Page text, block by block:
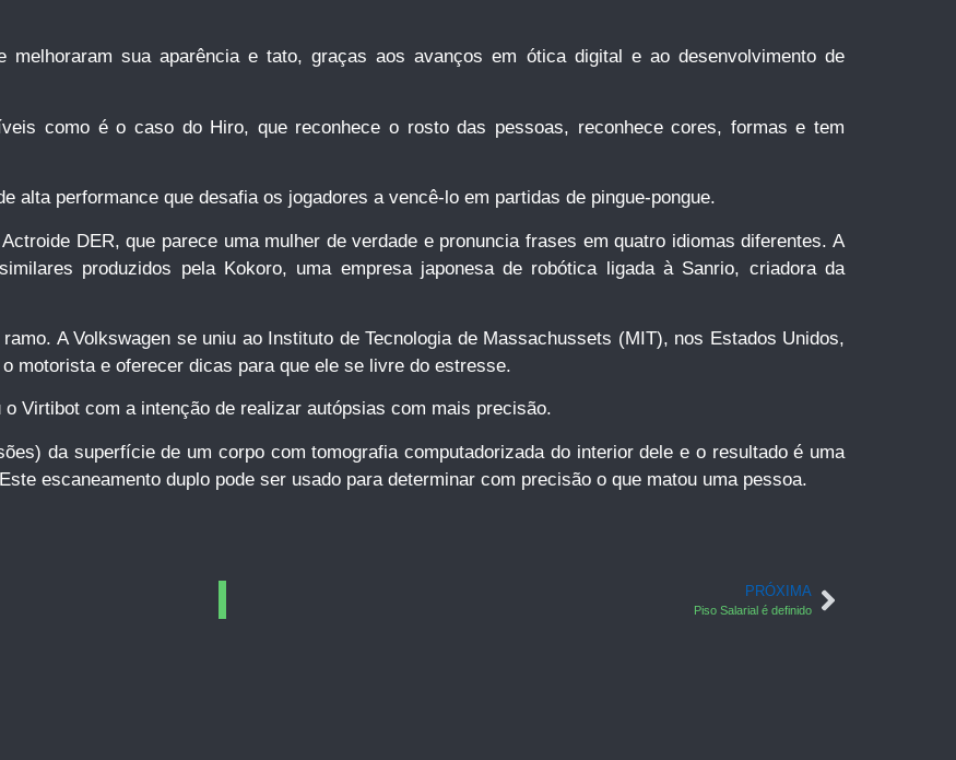
melhoraram sua aparência e tato, graças aos avanços em ótica digital e ao desenvolvimento de
como é o caso do Hiro, que reconhece o rosto das pessoas, reconhece cores, formas e tem
alta performance que desafia os jogadores a vencê-lo em partidas de pingue-pongue.
DER, que parece uma mulher de verdade e pronuncia frases em quatro idiomas diferentes. A
produzidos pela Kokoro, uma empresa japonesa de robótica ligada à Sanrio, criadora da
A Volkswagen se uniu ao Instituto de Tecnologia de Massachussets (MIT), nos Estados Unidos,
motorista e oferecer dicas para que ele se livre do estresse.
Virtibot com a intenção de realizar autópsias com mais precisão.
da superfície de um corpo com tomografia computadorizada do interior dele e o resultado é uma
escaneamento duplo pode ser usado para determinar com precisão o que matou uma pessoa.
PRÓXIMA
Piso Salarial é definido